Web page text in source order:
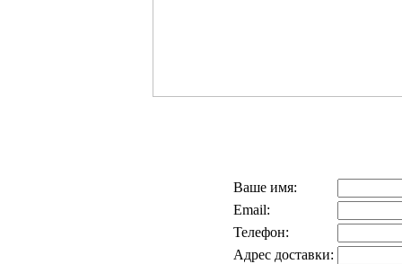
Ваше имя:
Email:
Телефон:
Адрес доставки: